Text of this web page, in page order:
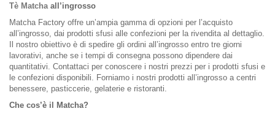
Tè Matcha all’ingrosso
Matcha Factory offre un’ampia gamma di opzioni per l’acquisto
all’ingrosso, dai prodotti sfusi alle confezioni per la rivendita al dettaglio.
Il nostro obiettivo è di spedire gli ordini all’ingrosso entro tre giorni
lavorativi, anche se i tempi di consegna possono dipendere dai
quantitativi. Contattaci per conoscere i nostri prezzi per i prodotti sfusi e
le confezioni disponibili. Forniamo i nostri prodotti all’ingrosso a centri
benessere, pasticcerie, gelaterie e ristoranti.
Che cos’è il Matcha?